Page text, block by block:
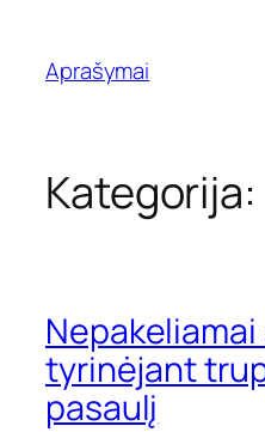
turinio
Aprašymai
Kategorija:
tyrinėjant
pasaulį